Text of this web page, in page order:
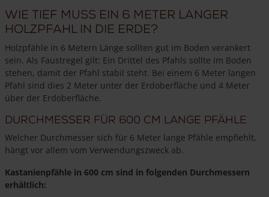
Wie tief muss ein 6 Meter langer
Holzpfahl in die Erde?
Holzpfähle in 6 Metern Länge sollten gut im Boden verankert
sein. Als Faustregel gilt: Ein Drittel des Pfahls sollte im Boden
stehen, damit der Pfahl stabil steht. Bei einem 6 Meter langen
Pfahl sind dies 2 Meter unter der Erdoberfläche und 4 Meter
über der Erdoberfläche.
Durchmesser für 600 cm lange Pfähle
Welcher Durchmesser sich für 6 Meter lange Pfähle empfiehlt,
hängt vor allem vom Verwendungszweck ab.
Kastanienpfähle in 600 cm sind in folgenden Durchmessern
erhältlich: